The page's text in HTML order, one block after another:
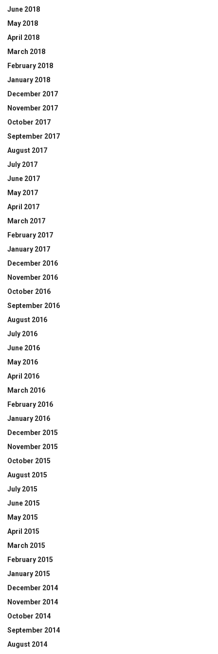
June 2018
May 2018
April 2018
March 2018
February 2018
January 2018
December 2017
November 2017
October 2017
September 2017
August 2017
July 2017
June 2017
May 2017
April 2017
March 2017
February 2017
January 2017
December 2016
November 2016
October 2016
September 2016
August 2016
July 2016
June 2016
May 2016
April 2016
March 2016
February 2016
January 2016
December 2015
November 2015
October 2015
August 2015
July 2015
June 2015
May 2015
April 2015
March 2015
February 2015
January 2015
December 2014
November 2014
October 2014
September 2014
August 2014